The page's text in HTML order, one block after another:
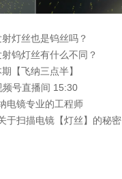
灯丝也是钨丝吗？
钨灯丝有什么不同？
【飞纳三点半】
频号直播间 15:30
电镜专业的工程师
于扫描电镜【灯丝】的秘密